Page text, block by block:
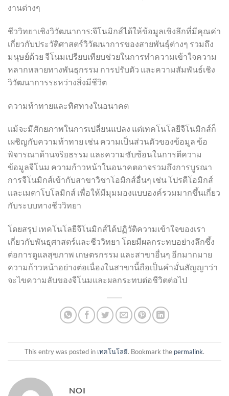
งานต่างๆ
ชีววิทยาเชิงวิวัฒนาการ:จีโนมิกส์ได้ให้ข้อมูลเชิงลึกที่มีคุณค่า
เกี่ยวกับประวัติศาสตร์วิวัฒนาการของสายพันธุ์ต่างๆ รวมถึง
มนุษย์ด้วย จีโนมเปรียบเทียบช่วยในการทำความเข้าใจความ
หลากหลายทางพันธุกรรม การปรับตัว และความสัมพันธ์เชิง
วิวัฒนาการระหว่างสิ่งมีชีวิต
ความท้าทายและทิศทางในอนาคต
แม้จะมีศักยภาพในการเปลี่ยนแปลง แต่เทคโนโลยีจีโนมิกส์ก็
เผชิญกับความท้าทาย เช่น ความเป็นส่วนตัวของข้อมูล ข้อ
พิจารณาด้านจริยธรรม และความซับซ้อนในการตีความ
ข้อมูลจีโนม ความก้าวหน้าในอนาคตอาจรวมถึงการบูรณา
การจีโนมิกส์เข้ากับสาขาวิชาโอมิกส์อื่นๆ เช่น โปรตีโอมิกส์
และเมตาโบโลมิกส์ เพื่อให้มีมุมมองแบบองค์รวมมากขึ้นเกี่ยว
กับระบบทางชีววิทยา
โดยสรุป เทคโนโลยีจีโนมิกส์ได้ปฏิวัติความเข้าใจของเรา
เกี่ยวกับพันธุศาสตร์และชีววิทยา โดยมีผลกระทบอย่างลึกซึ้ง
ต่อการดูแลสุขภาพ เกษตรกรรม และสาขาอื่นๆ อีกมากมาย
ความก้าวหน้าอย่างต่อเนื่องในสาขานี้ถือเป็นคำมั่นสัญญาว่า
จะไขความลับของจีโนมและผลกระทบต่อชีวิตต่อไป
This entry was posted in เทคโนโลยี. Bookmark the permalink.
NOI